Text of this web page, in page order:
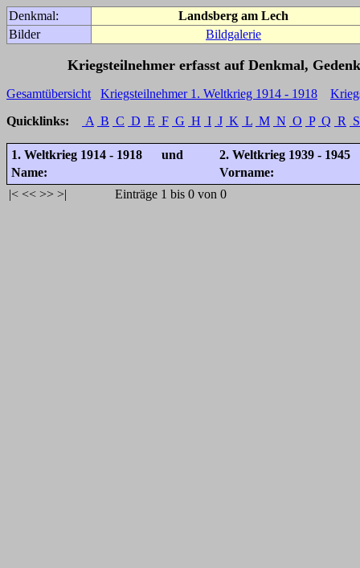
Denkmal:
Landsberg am Lech
Bilder
Bildgalerie
Kriegsteilnehmer erfasst auf Denkmal,
Gesamtübersicht Kriegsteilnehmer 1. Weltkrieg 1914 - 1918
Quicklinks:
A B C D E F G H I J K L M N O P Q R S
1. Weltkrieg 1914 - 1918 und
2. Weltkrieg 1939 - 1945
Name:
Vorname:
|< << >> >| Einträge 1 bis 0 von 0